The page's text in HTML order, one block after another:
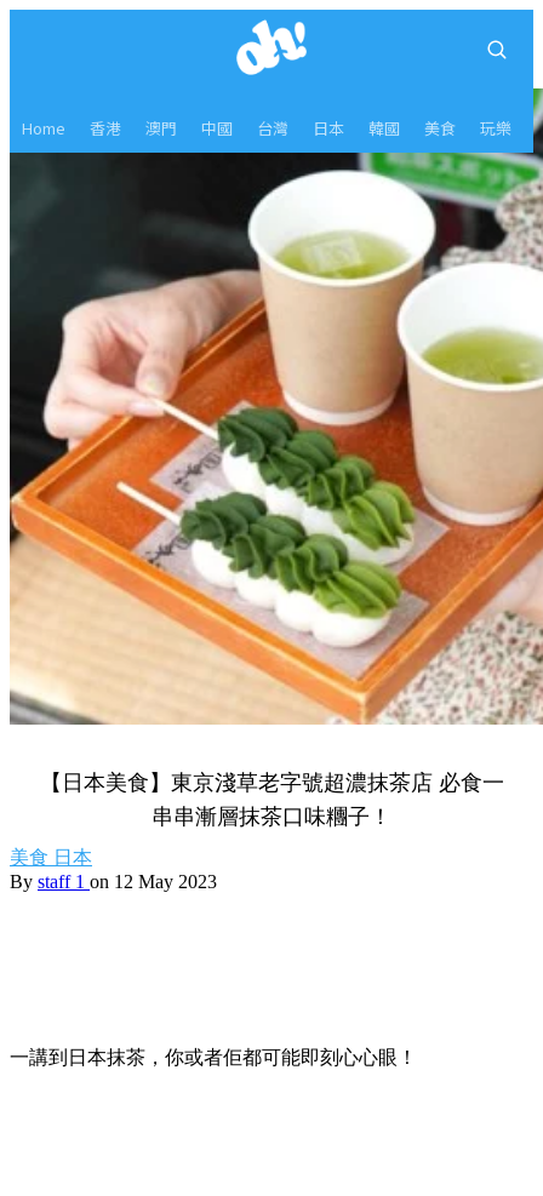
Home 香港 澳門 中國 台灣 日本 韓國 美食 玩樂
【日本美食】東京淺草老字號超濃抹茶店 必食一
串串漸層抹茶口味糰子！
美食 日本
By staff 1 on 12 May 2023
一講到日本抹茶，你或者佢都可能即刻心心眼！